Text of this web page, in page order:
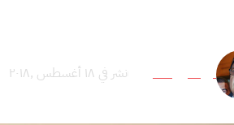
نور الدين العلوي نشر في ١٨ أغسطس ,٢٠١٨